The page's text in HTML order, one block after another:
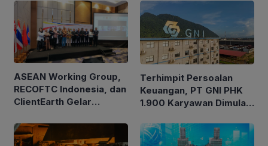
ASEAN Working Group,
RECOFTC Indonesia, dan
ClientEarth Gelar
untuk Memperkuat Tata
Kelola Perhutanan Sosial
Terhimpit Persoalan
Keuangan, PT GNI PHK
1.900 Karyawan Dimulai